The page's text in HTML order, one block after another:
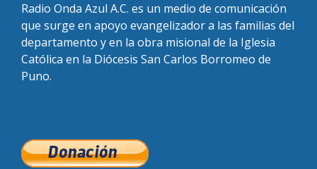
Radio Onda Azul A.C. es un medio de comunicación
que surge en apoyo evangelizador a las familias del
departamento y en la obra misional de la Iglesia
Católica en la Diócesis San Carlos Borromeo de
Puno.